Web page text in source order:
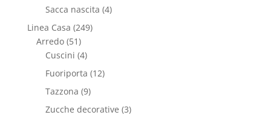
Sacca nascita (4)
Linea Casa (249)
Arredo (51)
Cuscini (4)
Fuoriporta (12)
Tazzona (9)
Zucche decorative (3)